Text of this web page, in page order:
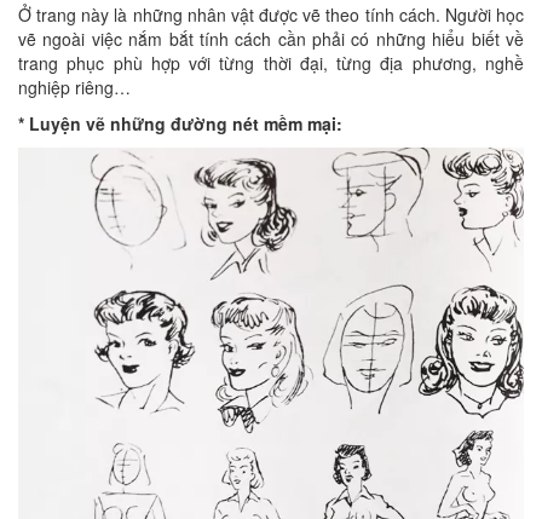
Ở trang này là những nhân vật được vẽ theo tính cách. Người học
vẽ ngoài việc nắm bắt tính cách cần phải có những hiểu biết về
trang phục phù hợp với từng thời đại, từng địa phương, nghề
nghiệp riêng…
* Luyện vẽ những đường nét mềm mại: